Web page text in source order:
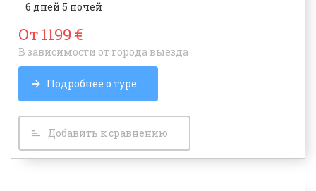
6 дней 5 ночей
От 1199 €
В зависимости от города выезда
Подробнее о туре
Добавить к сравнению